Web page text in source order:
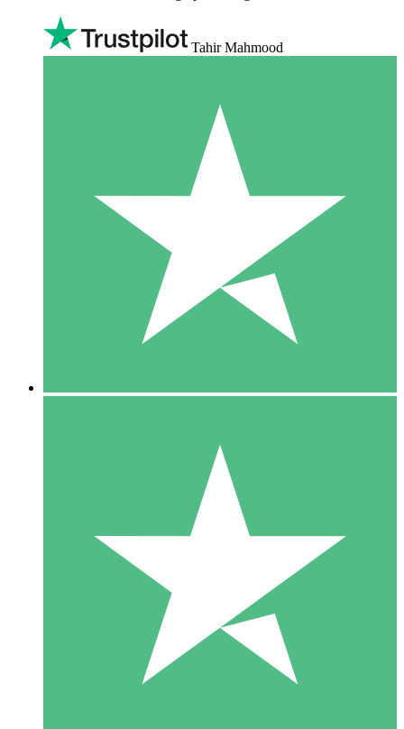
Tahir Mahmood